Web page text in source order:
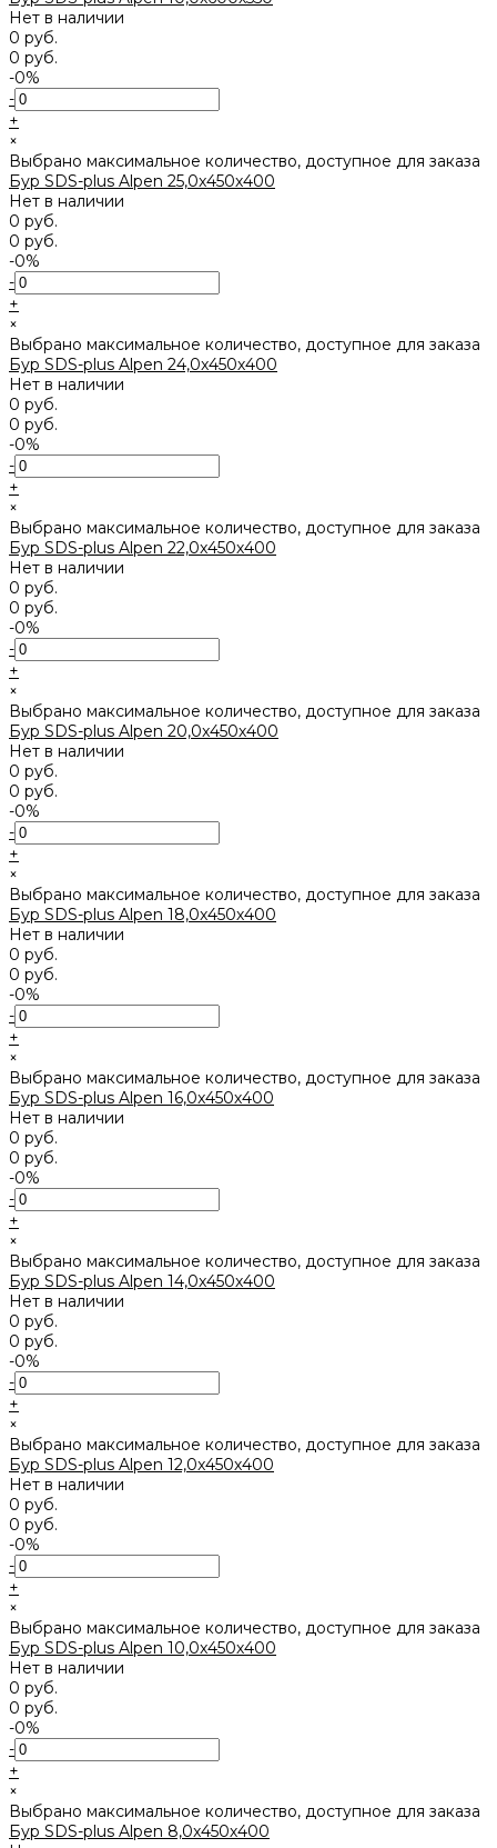
Нет в наличии
0 руб.
0 руб.
-0%
-
+
×
Выбрано максимальное количество, доступное для заказа
Бур SDS-plus Alpen 25,0x450х400
Нет в наличии
0 руб.
0 руб.
-0%
-
+
×
Выбрано максимальное количество, доступное для заказа
Бур SDS-plus Alpen 24,0x450х400
Нет в наличии
0 руб.
0 руб.
-0%
-
+
×
Выбрано максимальное количество, доступное для заказа
Бур SDS-plus Alpen 22,0x450х400
Нет в наличии
0 руб.
0 руб.
-0%
-
+
×
Выбрано максимальное количество, доступное для заказа
Бур SDS-plus Alpen 20,0x450х400
Нет в наличии
0 руб.
0 руб.
-0%
-
+
×
Выбрано максимальное количество, доступное для заказа
Бур SDS-plus Alpen 18,0x450х400
Нет в наличии
0 руб.
0 руб.
-0%
-
+
×
Выбрано максимальное количество, доступное для заказа
Бур SDS-plus Alpen 16,0x450х400
Нет в наличии
0 руб.
0 руб.
-0%
-
+
×
Выбрано максимальное количество, доступное для заказа
Бур SDS-plus Alpen 14,0x450х400
Нет в наличии
0 руб.
0 руб.
-0%
-
+
×
Выбрано максимальное количество, доступное для заказа
Бур SDS-plus Alpen 12,0x450х400
Нет в наличии
0 руб.
0 руб.
-0%
-
+
×
Выбрано максимальное количество, доступное для заказа
Бур SDS-plus Alpen 10,0x450х400
Нет в наличии
0 руб.
0 руб.
-0%
-
+
×
Выбрано максимальное количество, доступное для заказа
Бур SDS-plus Alpen 8,0x450х400